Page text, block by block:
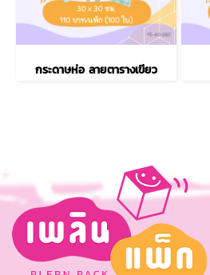
กระดาษห่อ ลายตารางเขียว